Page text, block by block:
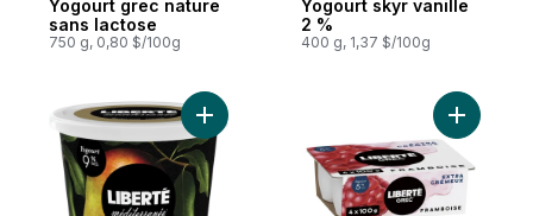
Yogourt grec nature
sans lactose
750 g, 0,80 $/100g
Yogourt skyr vanille
2 %
400 g, 1,37 $/100g
Ajouter Méditerranée yogourt mangue 9
Ajouter